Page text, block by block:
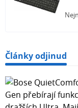
Články odjinud